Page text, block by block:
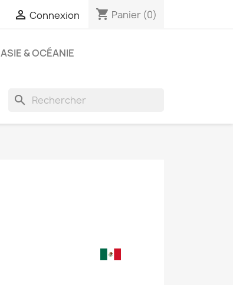
 Connexion shopping_cart Panier (0)
ASIE & OCÉANIE
search